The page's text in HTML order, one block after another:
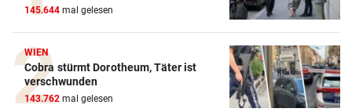
145.644 mal gelesen
WIEN
Cobra stürmt Dorotheum, Täter ist
verschwunden
143.762 mal gelesen